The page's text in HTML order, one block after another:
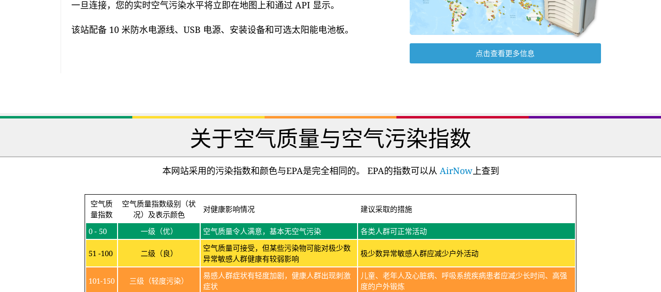
一旦连接，您的实时空气污染水平将立即在地图上和通过 API 显示。
该站配备 10 米防水电源线、USB 电源、安装设备和可选太阳能电池板。
点击查看更多信息
关于空气质量与空气污染指数
本网站采用的污染指数和颜色与EPA是完全相同的。 EPA的指数可以从 AirNow上查到
空气质
量指数
空气质量指数级别（状
况）及表示颜色
对健康影响情况 建议采取的措施
0 - 50 一级（优） 空气质量令人满意，基本无空气污染 各类人群可正常活动
51 -100 二级（良）
空气质量可接受，但某些污染物可能对极少数
异常敏感人群健康有较弱影响
极少数异常敏感人群应减少户外活动
101-150 三级（轻度污染）
易感人群症状有轻度加剧，健康人群出现刺激
症状
儿童、老年人及心脏病、呼吸系统疾病患者应减少长时间、高强
度的户外锻炼